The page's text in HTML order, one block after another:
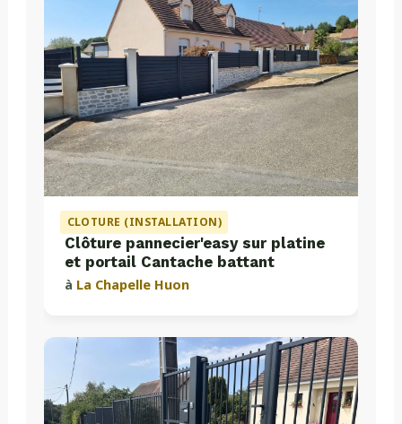
CLOTURE (INSTALLATION)
Clôture pannecier'easy sur platine
et portail Cantache battant
à La Chapelle Huon